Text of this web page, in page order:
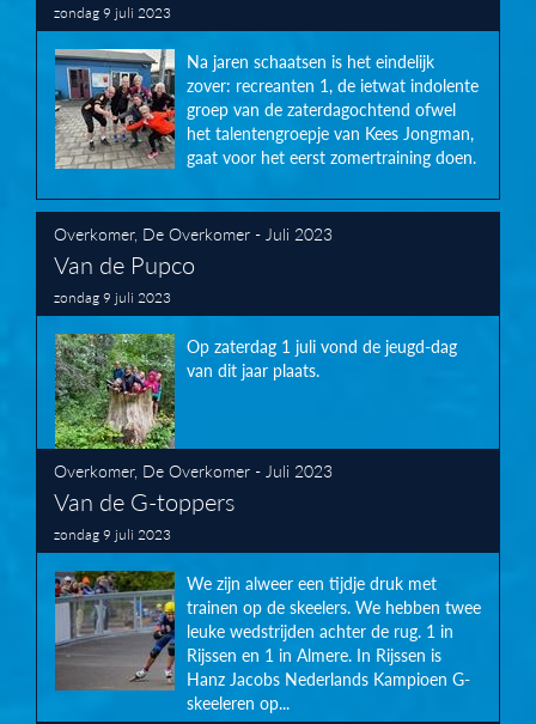
zondag 9 juli 2023
Na jaren schaatsen is het eindelijk
zover: recreanten 1, de ietwat indolente
groep van de zaterdagochtend ofwel
het talentengroepje van Kees Jongman,
gaat voor het eerst zomertraining doen.
Overkomer, De Overkomer - Juli 2023
Van de Pupco
zondag 9 juli 2023
Op zaterdag 1 juli vond de jeugd-dag
van dit jaar plaats.
Overkomer, De Overkomer - Juli 2023
Van de G-toppers
zondag 9 juli 2023
We zijn alweer een tijdje druk met
trainen op de skeelers. We hebben twee
leuke wedstrijden achter de rug. 1 in
Rijssen en 1 in Almere. In Rijssen is
Hanz Jacobs Nederlands Kampioen G-
skeeleren op...